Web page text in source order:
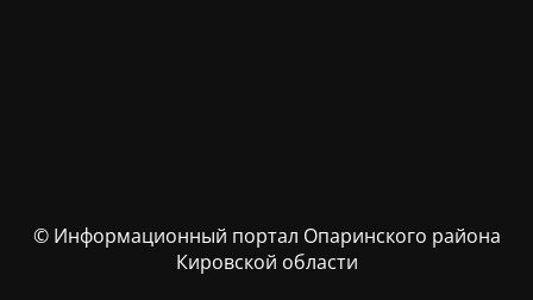
© Информационный портал Опаринского района
Кировской области